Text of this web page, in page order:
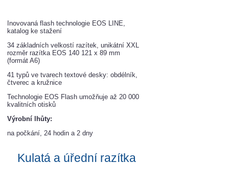
Inovovaná flash technologie EOS LINE,
katalog ke stažení
34 základních velkostí razítek, unikátní XXL
rozměr razítka EOS 140 121 x 89 mm
(formát A6)
41 typů ve tvarech textové desky: obdélník,
čtverec a kružnice
Technologie EOS Flash umožňuje až 20 000
kvalitních otisků
Výrobní lhůty:
na počkání, 24 hodin a 2 dny
Kulatá a úřední razítka